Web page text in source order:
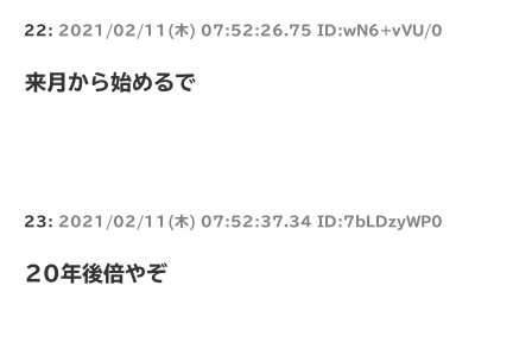
22: 2021/02/11(木) 07:52:26.75 ID:wN6+vVU/0
来月から始めるで
23: 2021/02/11(木) 07:52:37.34 ID:7bLDzyWP0
20年後倍やぞ